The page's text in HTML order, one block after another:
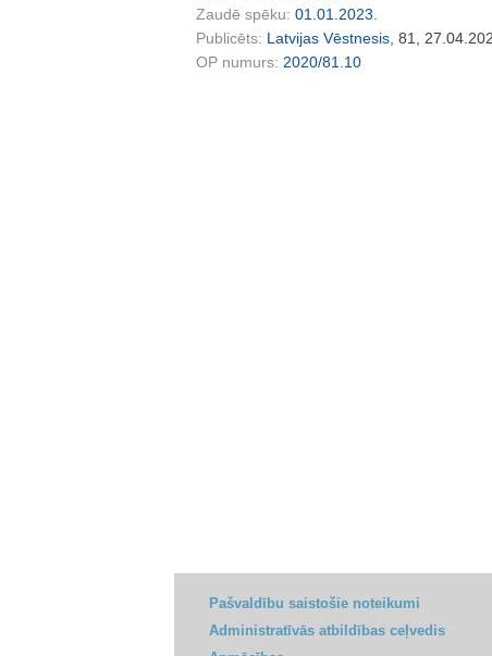
Zaudē spēku: 01.01.2023.
Publicēts: Latvijas Vēstnesis , 81,
OP numurs: 2020/81.10
Pašvaldību saistošie noteikumi
Administratīvās atbildības ceļvedis